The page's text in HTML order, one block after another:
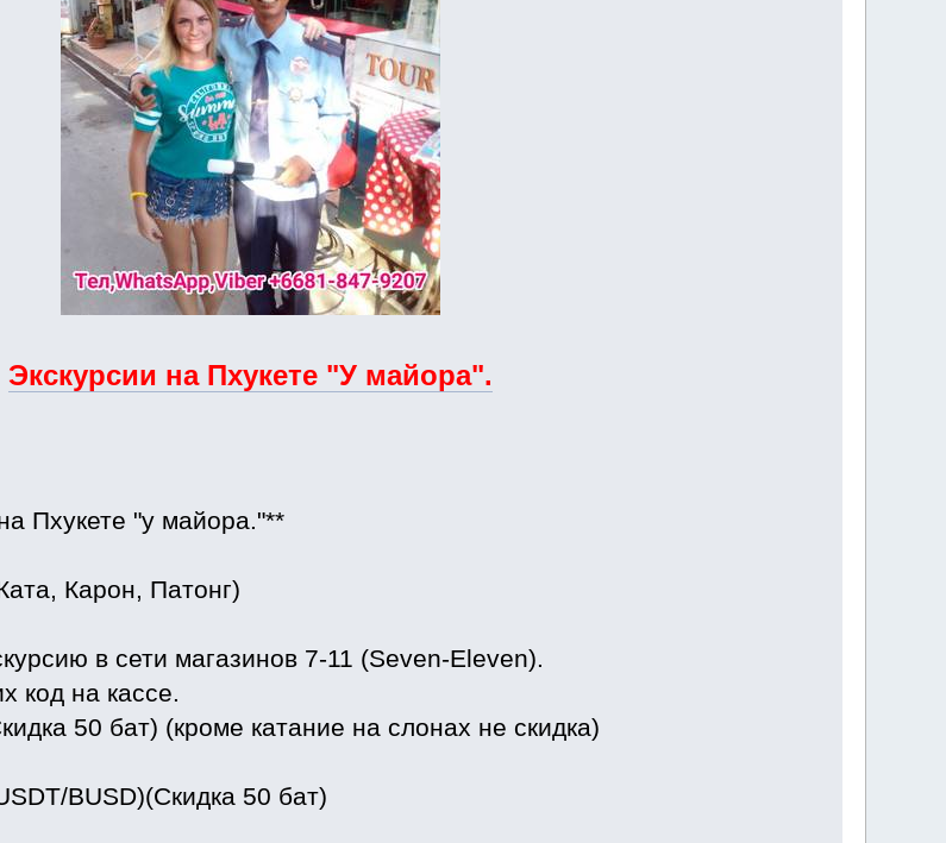
Экскурсии на Пхукете "У майора".
Пхукете "у майора."**
Карон, Патонг)
в сети магазинов 7-11 (Seven-Eleven).
код на кассе.
50 бат) (кроме катание на слонах не скидка)
BUSD)(Скидка 50 бат)